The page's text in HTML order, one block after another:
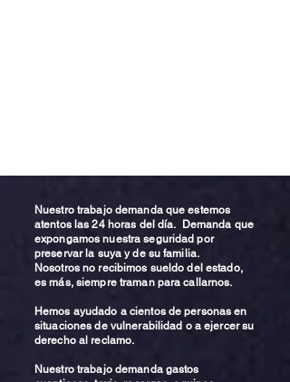
Nuestro trabajo demanda que estemos
atentos las 24 horas del día. Demanda que
expongamos nuestra seguridad por
preservar la suya y de su familia.
Nosotros no recibimos sueldo del estado,
es más, siempre traman para callarnos.
Hemos ayudado a cientos de personas en
situaciones de vulnerabilidad o a ejercer su
derecho al reclamo.
Nuestro trabajo demanda gastos